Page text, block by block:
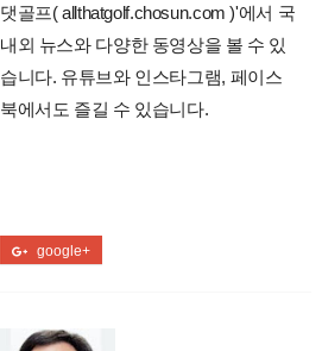
댓골프( allthatgolf.chosun.com )'에서 국
내외 뉴스와 다양한 동영상을 볼 수 있
습니다. 유튜브와 인스타그램, 페이스
북에서도 즐길 수 있습니다.
google+